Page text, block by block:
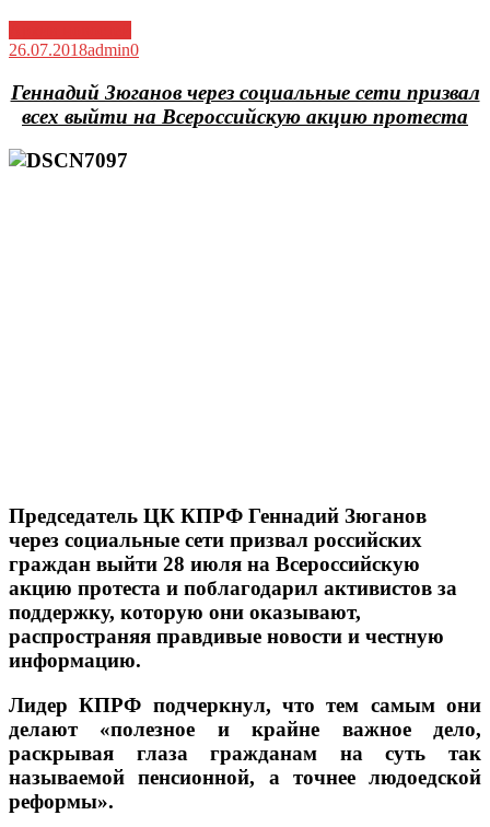
26.07.2018admin0
Геннадий Зюганов через социальные сети призвал
всех выйти на Всероссийскую акцию протеста
Председатель ЦК КПРФ Геннадий Зюганов
через социальные сети призвал российских
граждан выйти 28 июля на Всероссийскую
акцию протеста и поблагодарил активистов за
поддержку, которую они оказывают,
распространяя правдивые новости и честную
информацию.
Лидер КПРФ подчеркнул, что тем самым они
делают «полезное и крайне важное дело,
раскрывая глаза гражданам на суть так
называемой пенсионной, а точнее людоедской
реформы».